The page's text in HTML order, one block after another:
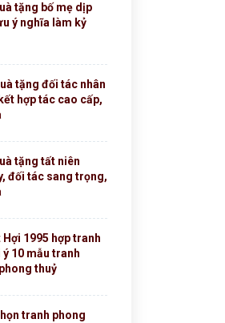
tặng bố mẹ dịp
ý nghĩa làm kỷ
tặng đối tác nhân
hợp tác cao cấp,
tặng tất niên
đối tác sang trọng,
Hợi 1995 hợp tranh
ý 10 mẫu tranh
thuỷ
tranh phong